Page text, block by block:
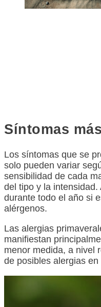
Síntomas
Los síntomas que se
solo pueden variar
sensibilidad de cada
del tipo y la
durante todo el año si
alérgenos.
Las alergias
manifiestan
menor medida, a nivel
de posibles alergias